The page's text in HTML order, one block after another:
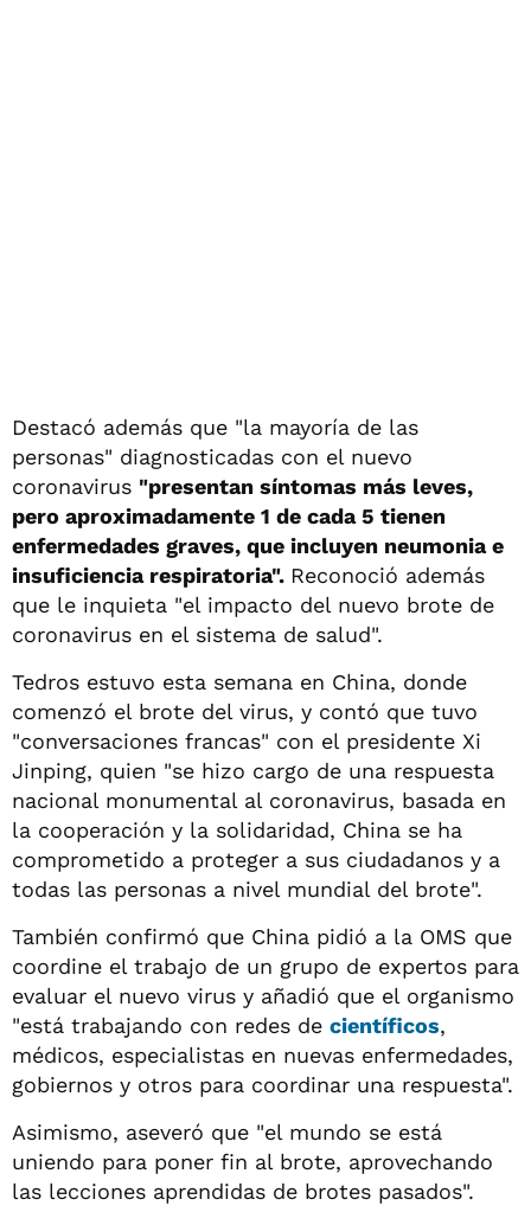
Destacó además que "la mayoría de las
personas" diagnosticadas con el nuevo
coronavirus "presentan síntomas más leves,
pero aproximadamente 1 de cada 5 tienen
enfermedades graves, que incluyen neumonia e
insuficiencia respiratoria". Reconoció además
que le inquieta "el impacto del nuevo brote de
coronavirus en el sistema de salud".
Tedros estuvo esta semana en China, donde
comenzó el brote del virus, y contó que tuvo
"conversaciones francas" con el presidente Xi
Jinping, quien "se hizo cargo de una respuesta
nacional monumental al coronavirus, basada en
la cooperación y la solidaridad, China se ha
comprometido a proteger a sus ciudadanos y a
todas las personas a nivel mundial del brote".
También confirmó que China pidió a la OMS que
coordine el trabajo de un grupo de expertos para
evaluar el nuevo virus y añadió que el organismo
"está trabajando con redes de científicos,
médicos, especialistas en nuevas enfermedades,
gobiernos y otros para coordinar una respuesta".
Asimismo, aseveró que "el mundo se está
uniendo para poner fin al brote, aprovechando
las lecciones aprendidas de brotes pasados".